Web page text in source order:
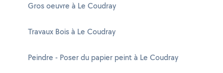
Gros oeuvre à Le Coudray
Travaux Bois à Le Coudray
Peindre - Poser du papier peint à Le Coudray